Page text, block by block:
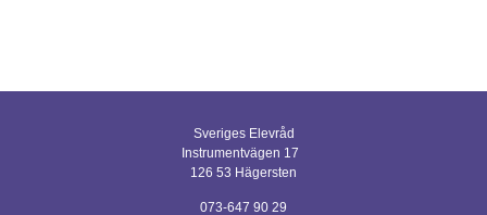
Sveriges Elevråd
Instrumentvägen 17
126 53 Hägersten
073-647 90 29